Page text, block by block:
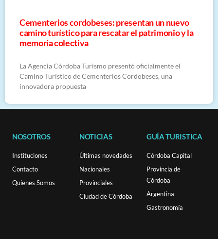
Cementerios cordobeses: presentan un nuevo
camino turístico para rescatar el patrimonio y la
memoria colectiva
La Agencia Córdoba Turismo presentó oficialmente el
Camino Turístico de Cementerios Cordobeses, una
innovadora propuesta
NOSOTROS
Instituciones
Contacto
Quienes Somos
NOTICIAS
Últimas novedades
Nacionales
Provinciales
Ciudad de Córdoba
GUÍA TURISTICA
Córdoba Capital
Provincia de
Córdoba
Argentina
Gastronomía